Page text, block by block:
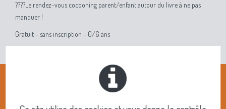
????Le rendez-vous cocooning parent/enfant autour du livre à ne pas
manquer !
Gratuit - sans inscription - 0/6 ans